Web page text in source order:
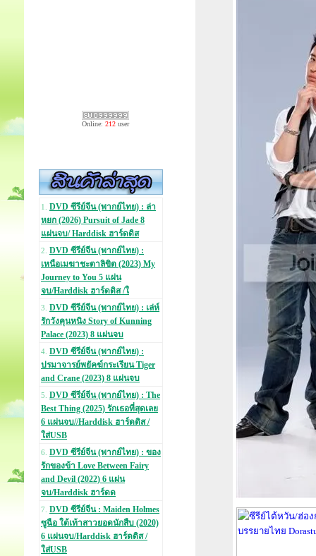
Online: 212 user
1. DVD ซีรีย์จีน (พากย์ไทย) : ล่า
หยก (2026) Pursuit of Jade 8
แผ่นจบ/ Harddisk ฮาร์ดดิส
2. DVD ซีรีย์จีน (พากย์ไทย) :
เหนือเมฆาชะตาลิขิต (2023) My
Journey to You 5 แผ่น
จบ/Harddisk ฮาร์ดดิส /ใ
3. DVD ซีรีย์จีน (พากย์ไทย) : เล่ห์
รักวังคุนหนิง Story of Kunning
Palace (2023) 8 แผ่นจบ
4. DVD ซีรีย์จีน (พากย์ไทย) :
ปรมาจารย์พยัคฆ์กระเรียน Tiger
and Crane (2023) 8 แผ่นจบ
5. DVD ซีรีย์จีน (พากย์ไทย) : The
Best Thing (2025) รักเธอที่สุดเลย
6 แผ่นจบ//Harddisk ฮาร์ดดิส /
ใส่USB
6. DVD ซีรีย์จีน (พากย์ไทย) : ของ
รักของข้า Love Between Fairy
and Devil (2022) 6 แผ่น
จบ/Harddisk ฮาร์ดด
7. DVD ซีรีย์จีน : Maiden Holmes
ซูฉือ ใต้เท้าสาวยอดนักสืบ (2020)
6 แผ่นจบ/Harddisk ฮาร์ดดิส /
ใส่USB